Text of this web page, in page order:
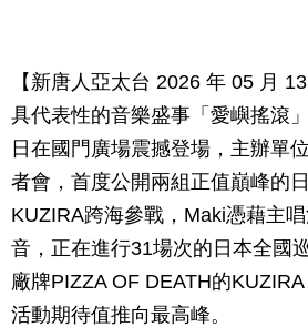
【新唐人亞太台 2026 年 05 月
具代表性的音樂盛事「愛嶼搖滾
日在國門廣場震撼登場，主辦單
者會，首度公開兩組正值巔峰的
KUZIRA跨海參戰，Maki憑藉主
音，正在進行31場次的日本全國
廠牌PIZZA OF DEATH的
活動期待值推向最高峰。